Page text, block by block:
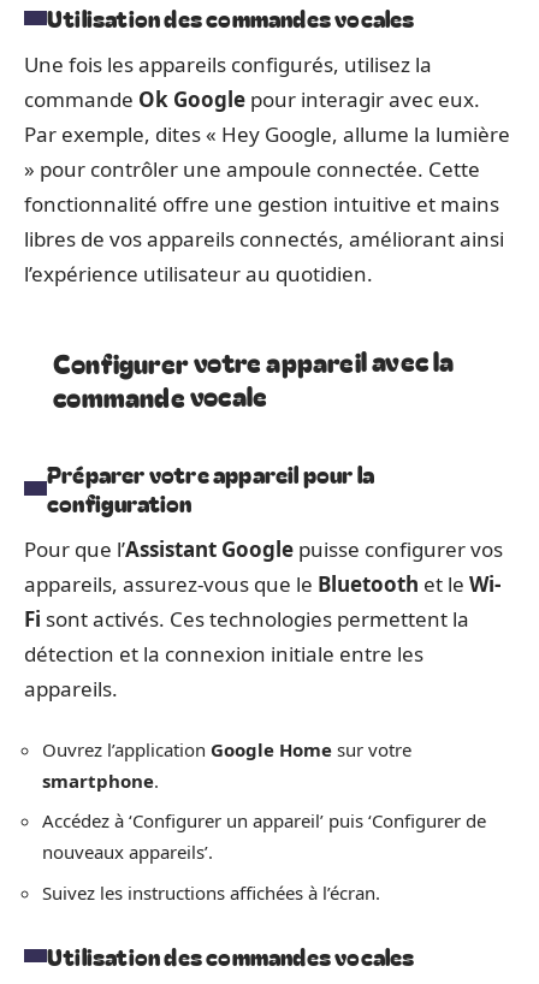
Utilisation des commandes vocales
Une fois les appareils configurés, utilisez la
commande Ok Google pour interagir avec eux.
Par exemple, dites « Hey Google, allume la lumière
» pour contrôler une ampoule connectée. Cette
fonctionnalité offre une gestion intuitive et mains
libres de vos appareils connectés, améliorant ainsi
l’expérience utilisateur au quotidien.
Configurer votre appareil avec la
commande vocale
Préparer votre appareil pour la
configuration
Pour que l’Assistant Google puisse configurer vos
appareils, assurez-vous que le Bluetooth et le Wi-
Fi sont activés. Ces technologies permettent la
détection et la connexion initiale entre les
appareils.
Ouvrez l’application Google Home sur votre
smartphone.
Accédez à ‘Configurer un appareil’ puis ‘Configurer de
nouveaux appareils’.
Suivez les instructions affichées à l’écran.
Utilisation des commandes vocales